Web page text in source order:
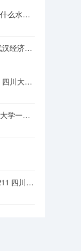
印度理工学院放在中国是什么水平？
湖北经济学院是几本校 武汉经济学院是几本
四川大学眉山校区是几本 四川大学锦江学院是几本？咋样？
西安工业大学和西北工业大学一样吗
成都科技大学是985还是211 四川科技大学全国排名